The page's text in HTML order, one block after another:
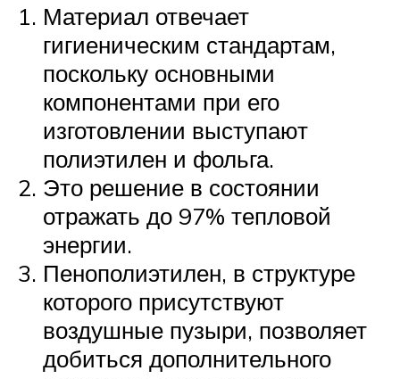
Материал отвечает
гигиеническим стандартам,
поскольку основными
компонентами при его
изготовлении выступают
полиэтилен и фольга.
Это решение в состоянии
отражать до 97% тепловой
энергии.
Пенополиэтилен, в структуре
которого присутствуют
воздушные пузыри, позволяет
добиться дополнительного